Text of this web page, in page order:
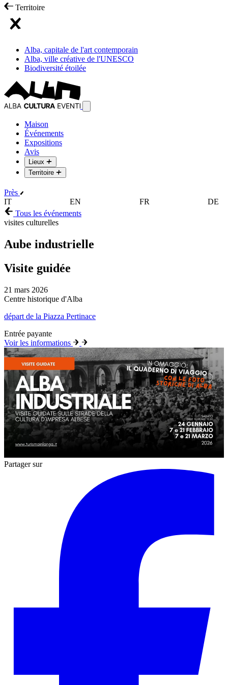
Territoire
Alba, capitale de l'art contemporain
Alba, ville créative de l'UNESCO
Biodiversité étoilée
Maison
Événements
Expositions
Avis
Lieux
Territoire
Près
IT
EN FR
DE
Tous les événements
visites culturelles
Aube industrielle
Visite guidée
21 mars 2026
Centre historique d'Alba
départ de la Piazza Pertinace
Entrée payante
Voir les informations
Partager sur